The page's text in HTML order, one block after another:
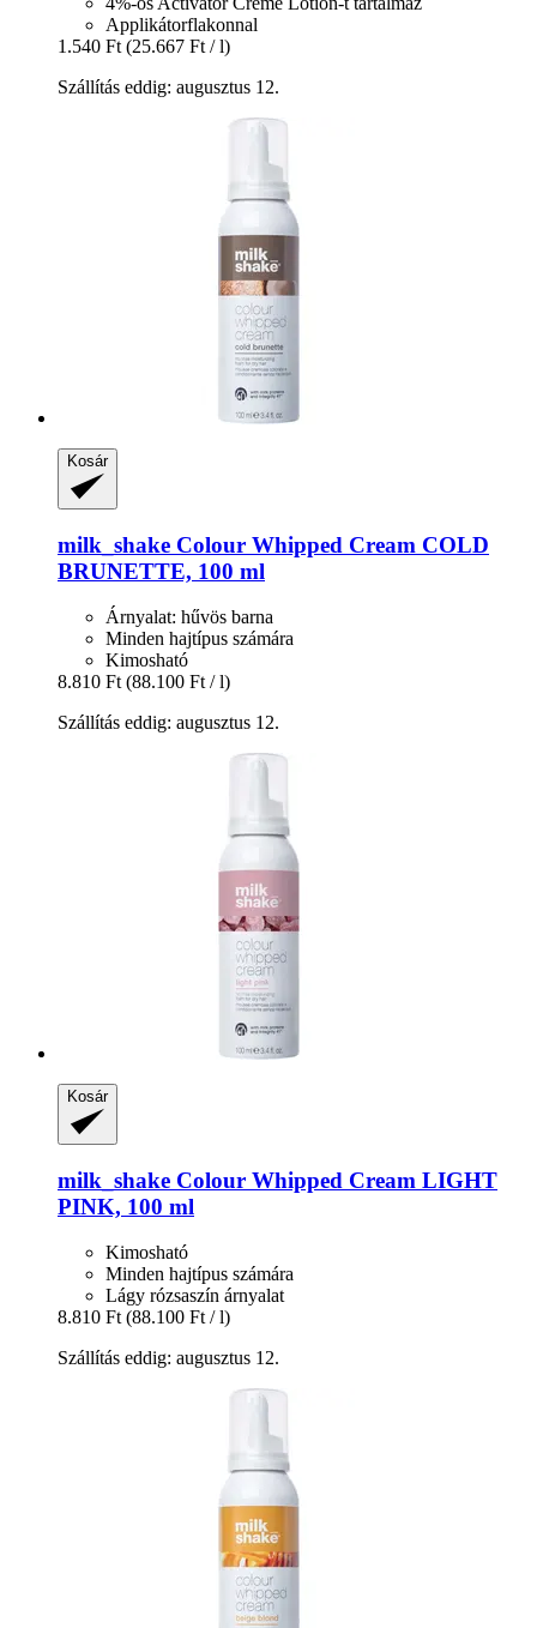
Applikátorflakonnal
1.540 Ft (25.667 Ft / l)
Szállítás eddig: augusztus 12.
Kosár
milk_shake Colour Whipped Cream COLD
BRUNETTE, 100 ml
Árnyalat: hűvös barna
Minden hajtípus számára
Kimosható
8.810 Ft (88.100 Ft / l)
Szállítás eddig: augusztus 12.
Kosár
milk_shake Colour Whipped Cream LIGHT
PINK, 100 ml
Kimosható
Minden hajtípus számára
Lágy rózsaszín árnyalat
8.810 Ft (88.100 Ft / l)
Szállítás eddig: augusztus 12.